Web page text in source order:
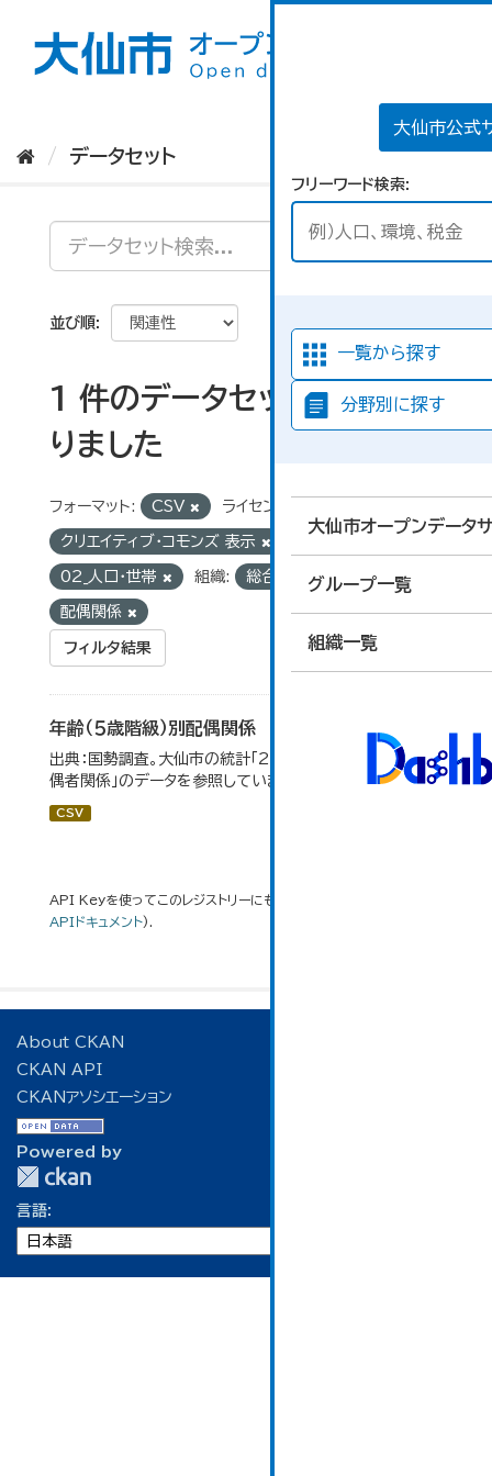
大仙市公式
フリーワード検索
一覧から探す
分野別に探す
大仙市オープンデータ
グループ一覧
組織一覧
データセット
並び順
1 件のデータセットが見つか
りました
フォーマット: CSV ライセンス:
クリエイティブ・コモンズ 表示
02_人口・世帯 組織: 総合政策課 タグ:
配偶関係
フィルタ結果
年齢（５歳階級）別配偶関係
出典：国勢調査。大仙市の統計「2-12 年齢（5歳階級）別配
偶者関係」のデータを参照しています。
CSV
API Keyを使ってこのレジストリーにもアクセス可能です
APIドキュメント).
About CKAN
CKAN API
CKANアソシエーション
Powered by
言語